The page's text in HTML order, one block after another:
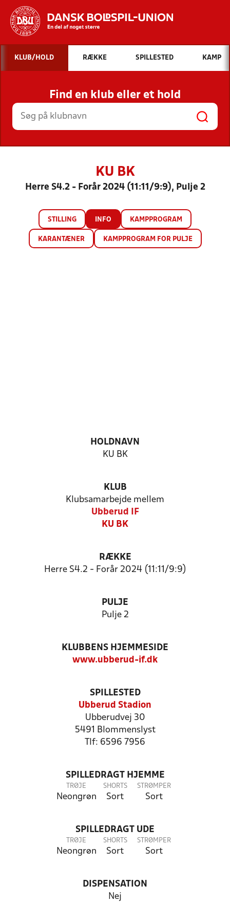
Hvad vil du søge efter?
INDHOLD OG NYHEDER
STILLINGER, RESULTATER, KLUBBER OG
HOLD
KLUB/HOLD RÆKKE SPILLESTED KAMP
Find en klub eller et hold
KU BK
Herre S4.2 - Forår 2024 (11:11/9:9), Pulje 2
STILLING INFO KAMPPROGRAM
KARANTÆNER KAMPPROGRAM FOR PULJE
HOLDNAVN
KU BK
KLUB
Klubsamarbejde mellem
Ubberud IF
KU BK
RÆKKE
Herre S4.2 - Forår 2024 (11:11/9:9)
PULJE
Pulje 2
KLUBBENS HJEMMESIDE
www.ubberud-if.dk
SPILLESTED
Ubberud Stadion
Ubberudvej 30
5491 Blommenslyst
Tlf: 6596 7956
SPILLEDRAGT HJEMME
TRØJE
Neongrøn
SHORTS
Sort
STRØMPER
Sort
SPILLEDRAGT UDE
TRØJE
Neongrøn
SHORTS
Sort
STRØMPER
Sort
DISPENSATION
Nej